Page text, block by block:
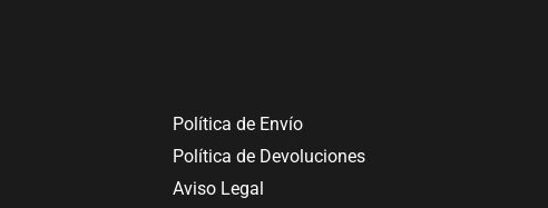
Política de Envío
Política de Devoluciones
Aviso Legal